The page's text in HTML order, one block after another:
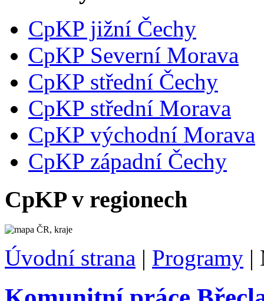
CpKP jižní Čechy
CpKP Severní Morava
CpKP střední Čechy
CpKP střední Morava
CpKP východní Morava
CpKP západní Čechy
CpKP v regionech
Úvodní strana | Programy |